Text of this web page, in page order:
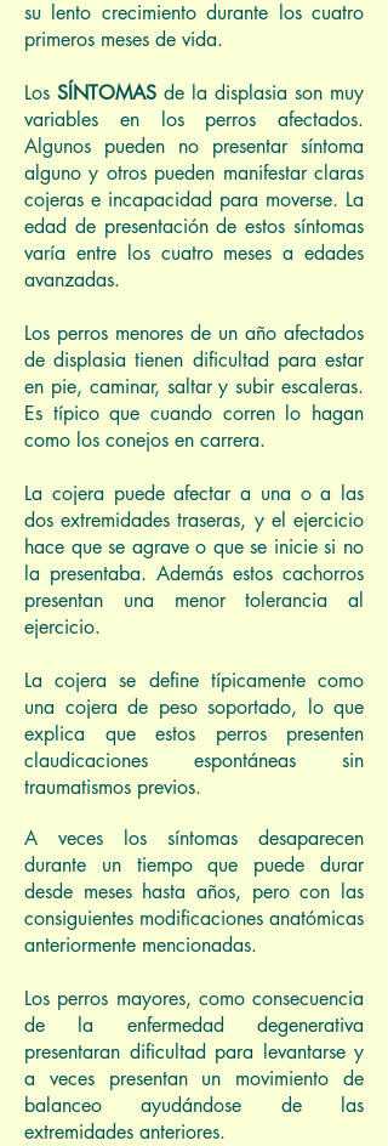
su lento crecimiento durante los cuatro
primeros meses de vida.
Los SÍNTOMAS de la displasia son muy
variables en los perros afectados.
Algunos pueden no presentar síntoma
alguno y otros pueden manifestar claras
cojeras e incapacidad para moverse. La
edad de presentación de estos síntomas
varía entre los cuatro meses a edades
avanzadas.
Los perros menores de un año afectados
de displasia tienen dificultad para estar
en pie, caminar, saltar y subir escaleras.
Es típico que cuando corren lo hagan
como los conejos en carrera.
La cojera puede afectar a una o a las
dos extremidades traseras, y el ejercicio
hace que se agrave o que se inicie si no
la presentaba. Además estos cachorros
presentan una menor tolerancia al
ejercicio.
La cojera se define típicamente como
una cojera de peso soportado, lo que
explica que estos perros presenten
claudicaciones espontáneas sin
traumatismos previos.
A veces los síntomas desaparecen
durante un tiempo que puede durar
desde meses hasta años, pero con las
consiguientes modificaciones anatómicas
anteriormente mencionadas.
Los perros mayores, como consecuencia
de la enfermedad degenerativa
presentaran dificultad para levantarse y
a veces presentan un movimiento de
balanceo ayudándose de las
extremidades anteriores.